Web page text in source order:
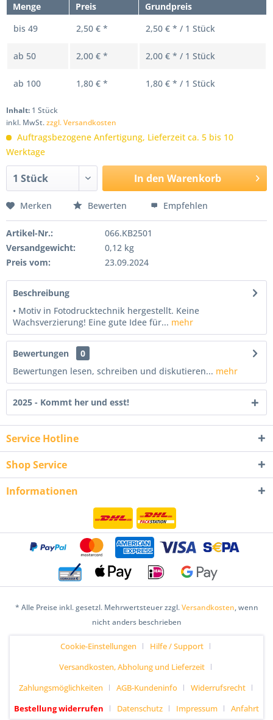
Menge Preis
Grundpreis
bis 49 2,50 € * 2,50 € * / 1 Stück
ab 50 2,00 € * 2,00 € * / 1 Stück
ab 100 1,80 € * 1,80 € * / 1 Stück
Inhalt: 1 Stück
inkl. MwSt.zzgl. Versandkosten
Auftragsbezogene Anfertigung, Lieferzeit ca. 5 bis 10
Werktage
In den Warenkorb
Merken Bewerten Empfehlen
Artikel-Nr.:
066.KB2501
Versandgewicht:
0,12 kg
Preis vom:
23.09.2024
Beschreibung
• Motiv in Fotodrucktechnik hergestellt. Keine
Wachsverzierung! Eine gute Idee für... mehr
Bewertungen
0
Bewertungen lesen, schreiben und diskutieren... mehr
2025 - Kommt her und esst!
Service Hotline
Shop Service
Informationen
* Alle Preise inkl. gesetzl. Mehrwertsteuer zzgl.Versandkosten, wenn
nicht anders beschrieben
Cookie-Einstellungen
Hilfe / Support
Versandkosten, Abholung und Lieferzeit
Zahlungsmöglichkeiten
AGB-Kundeninfo
Widerrufsrecht
Bestellung widerrufen
Datenschutz Impressum
Anfahrt